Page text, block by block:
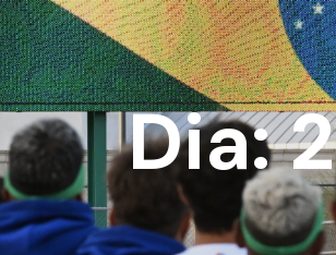
Dia: